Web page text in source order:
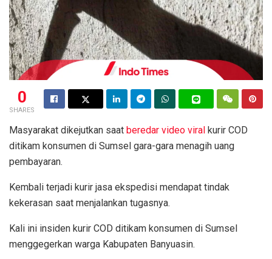
0
SHARES
Masyarakat dikejutkan saat beredar video viral kurir COD
ditikam konsumen di Sumsel gara-gara menagih uang
pembayaran.
Kembali terjadi kurir jasa ekspedisi mendapat tindak
kekerasan saat menjalankan tugasnya.
Kali ini insiden kurir COD ditikam konsumen di Sumsel
menggegerkan warga Kabupaten Banyuasin.